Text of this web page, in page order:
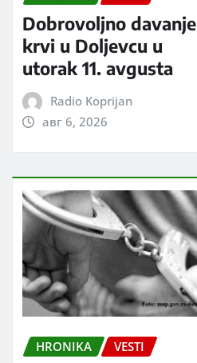
Dobrovoljno davanje
krvi u Doljevcu u
utorak 11. avgusta
Radio Koprijan
авг 6, 2026
HRONIKA VESTI